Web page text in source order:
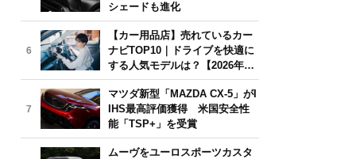
シェードも進化
6
【カー用品店】売れているカー
ナビTOP10｜ドライブを快適に
する人気モデルは？【2026年6
月版】
7
マツダ新型「MAZDA CX-5」がI
IHS最高評価獲得 米国安全性
能「TSP+」を受賞
ムーヴをユーロスポーツカスタ